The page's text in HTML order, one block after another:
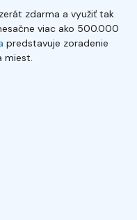
zdarma a využiť tak
viac ako 500.000
predstavuje zoradenie
miest.